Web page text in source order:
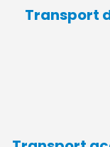
Transport